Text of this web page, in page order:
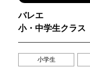
バレエ
小・中学生クラス
小学生